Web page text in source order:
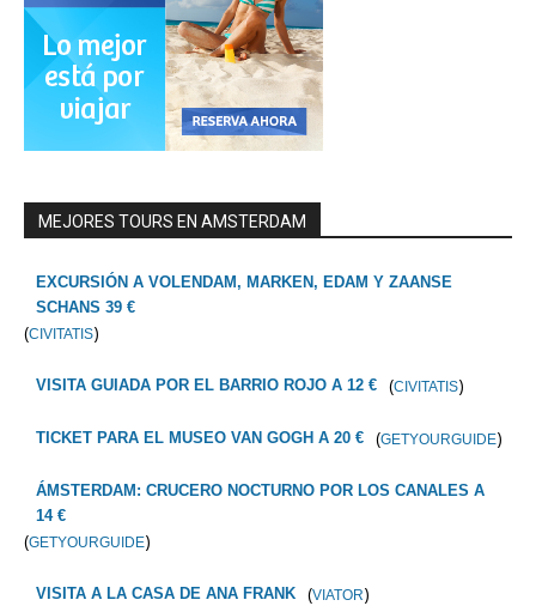
MEJORES TOURS EN AMSTERDAM
EXCURSIÓN A VOLENDAM, MARKEN, EDAM Y ZAANSE
SCHANS 39 €
(CIVITATIS)
VISITA GUIADA POR EL BARRIO ROJO A 12 € (CIVITATIS)
TICKET PARA EL MUSEO VAN GOGH A 20 € (GETYOURGUIDE)
ÁMSTERDAM: CRUCERO NOCTURNO POR LOS CANALES A
14 €
(GETYOURGUIDE)
VISITA A LA CASA DE ANA FRANK (VIATOR)